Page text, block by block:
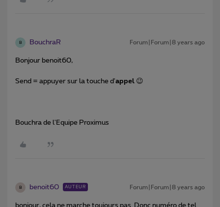
B BouchraR Forum|Forum|8 years ago
Bonjour benoit60,
Send = appuyer sur la touche d'appel 😉
Bouchra de l'Equipe Proximus
B benoit60 AUTEUR Forum|Forum|8 years ago
bonjour, cela ne marche toujours pas. Donc numéro de tel.